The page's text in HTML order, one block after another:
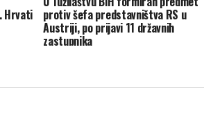
Hrvati protiv šefa predstavništva RS u
Austriji, po prijavi 11 državnih
zastupnika